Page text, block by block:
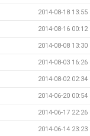
2014-08-18 13:55
2014-08-16 00:12
2014-08-08 13:30
2014-08-03 16:26
2014-08-02 02:34
2014-06-20 00:54
2014-06-17 22:26
2014-06-14 23:23